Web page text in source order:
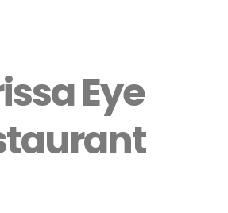
Eye